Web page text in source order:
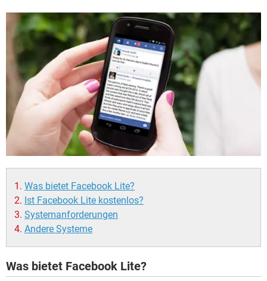
Was bietet Facebook Lite?
Ist Facebook Lite kostenlos?
Systemanforderungen
Andere Systeme
Was bietet Facebook Lite?